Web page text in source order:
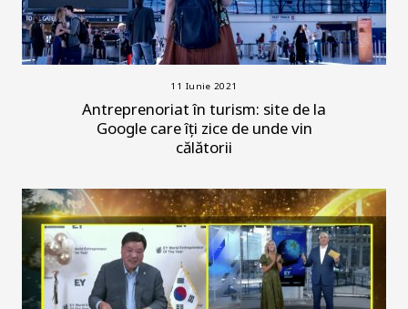
11 Iunie 2021
Antreprenoriat în turism: site de la
Google care îți zice de unde vin
călătorii